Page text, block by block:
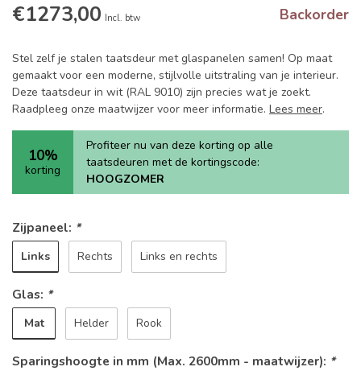
€1273,00 Incl. btw Backorder
Stel zelf je stalen taatsdeur met glaspanelen samen! Op maat
gemaakt voor een moderne, stijlvolle uitstraling van je interieur.
Deze taatsdeur in wit (RAL 9010) zijn precies wat je zoekt.
Raadpleeg onze maatwijzer voor meer informatie. Lees meer.
10%
korting
Profiteer nu van deze korting op alle
taatsdeuren met de kortingscode:
HOOGZOMER
Zijpaneel: *
Links Rechts Links en rechts
Glas: *
Mat Helder Rook
Sparingshoogte in mm (Max. 2600mm - maatwijzer): *